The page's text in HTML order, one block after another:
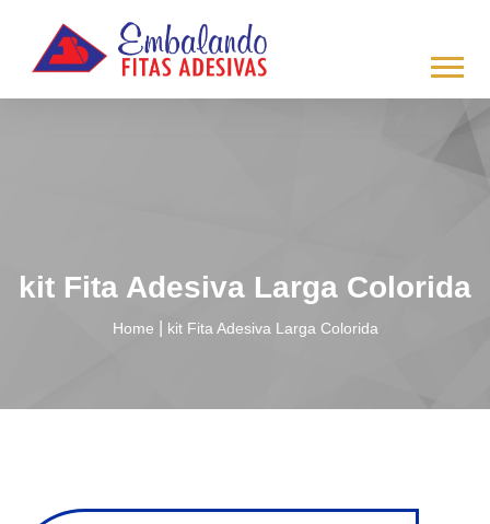
kit Fita Adesiva Larga Colorida
Home kit Fita Adesiva Larga Colorida